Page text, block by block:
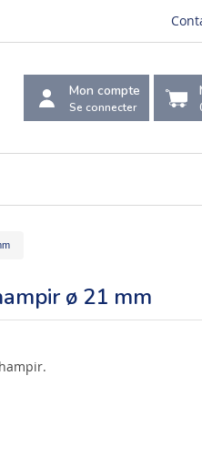
Mon compte
Se connecter
ø 21 mm